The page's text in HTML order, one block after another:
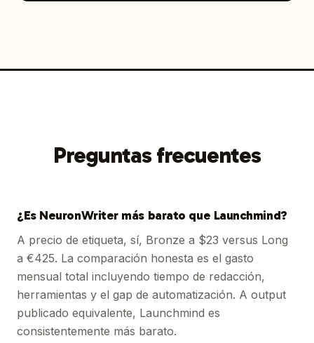
Preguntas frecuentes
¿Es NeuronWriter más barato que Launchmind?
A precio de etiqueta, sí, Bronze a $23 versus Long
a €425. La comparación honesta es el gasto
mensual total incluyendo tiempo de redacción,
herramientas y el gap de automatización. A output
publicado equivalente, Launchmind es
consistentemente más barato.